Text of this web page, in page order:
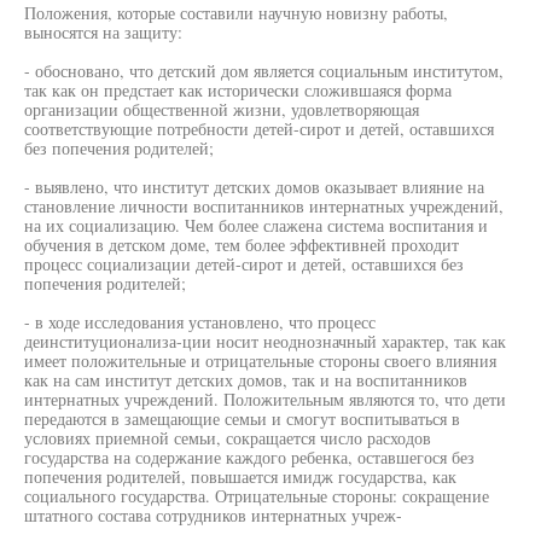
Положения, которые составили научную новизну работы,
выносятся на защиту:
- обосновано, что детский дом является социальным институтом,
так как он предстает как исторически сложившаяся форма
организации общественной жизни, удовлетворяющая
соответствующие потребности детей-сирот и детей, оставшихся
без попечения родителей;
- выявлено, что институт детских домов оказывает влияние на
становление личности воспитанников интернатных учреждений,
на их социализацию. Чем более слажена система воспитания и
обучения в детском доме, тем более эффективней проходит
процесс социализации детей-сирот и детей, оставшихся без
попечения родителей;
- в ходе исследования установлено, что процесс
деинституционализа-ции носит неоднозначный характер, так как
имеет положительные и отрицательные стороны своего влияния
как на сам институт детских домов, так и на воспитанников
интернатных учреждений. Положительным являются то, что дети
передаются в замещающие семьи и смогут воспитываться в
условиях приемной семьи, сокращается число расходов
государства на содержание каждого ребенка, оставшегося без
попечения родителей, повышается имидж государства, как
социального государства. Отрицательные стороны: сокращение
штатного состава сотрудников интернатных учреж-